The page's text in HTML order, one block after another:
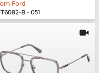
Ford
B - 051